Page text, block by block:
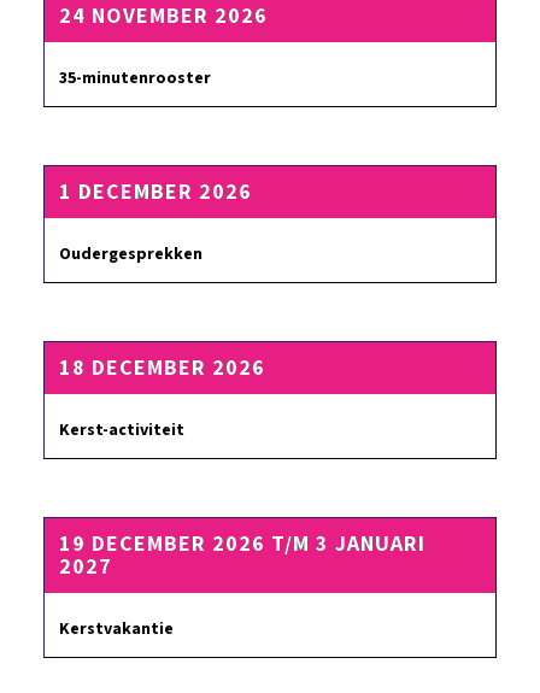
24 NOVEMBER 2026
35-minutenrooster
1 DECEMBER 2026
Oudergesprekken
18 DECEMBER 2026
Kerst-activiteit
19 DECEMBER 2026 T/M 3 JANUARI
2027
Kerstvakantie